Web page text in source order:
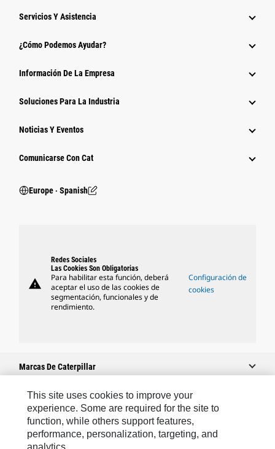
Servicios Y Asistencia
¿Cómo Podemos Ayudar?
Información De La Empresa
Soluciones Para La Industria
Noticias Y Eventos
Comunicarse Con Cat
Europe ‧ Spanish
warning
Redes Sociales
Las Cookies Son Obligatorias
Para habilitar esta función, deberá
aceptar el uso de las cookies de
segmentación, funcionales y de
rendimiento.
Configuración de
cookies
Marcas De Caterpillar
Caterpillar.com
Contacto Caterpillar
This site uses cookies to improve your
experience. Some are required for the site to
function, while others support features,
performance, personalization, targeting, and
analytics.